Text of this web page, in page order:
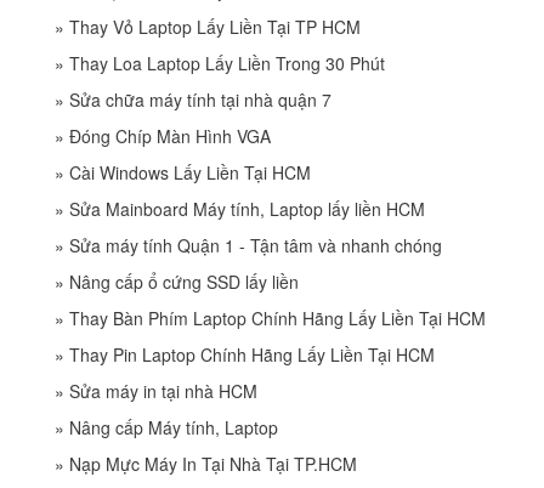
» Thay Vỏ Laptop Lấy Liền Tại TP HCM
» Thay Loa Laptop Lấy Liền Trong 30 Phút
» Sửa chữa máy tính tại nhà quận 7
» Đóng Chíp Màn Hình VGA
» Cài Windows Lấy Liền Tại HCM
» Sửa Mainboard Máy tính, Laptop lấy liền HCM
» Sửa máy tính Quận 1 - Tận tâm và nhanh chóng
» Nâng cấp ổ cứng SSD lấy liền
» Thay Bàn Phím Laptop Chính Hãng Lấy Liền Tại HCM
» Thay Pin Laptop Chính Hãng Lấy Liền Tại HCM
» Sửa máy in tại nhà HCM
» Nâng cấp Máy tính, Laptop
» Nạp Mực Máy In Tại Nhà Tại TP.HCM